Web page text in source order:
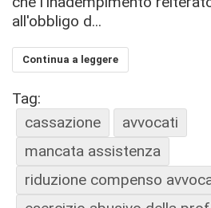
all'obbligo d...
Continua a leggere
Tag:
cassazione
avvocati
mancata assistenza
riduzione compenso